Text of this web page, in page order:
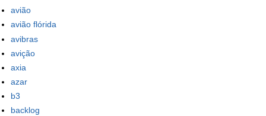
avião
avião flórida
avibras
avição
axia
azar
b3
backlog